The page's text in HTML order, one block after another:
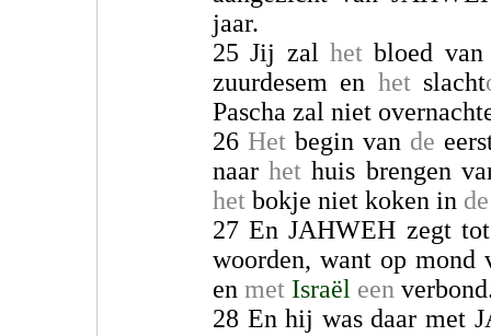
jaar.
25 Jij zal hetbloed van
zuurdesem en hetslacht
Pascha zal niet
26 Het begin van de
naarhet huis brengen
het bokje niet koken in de
27 En JAHWEH zegt
woorden, want op
en met Israël een
28 En hij was daar met